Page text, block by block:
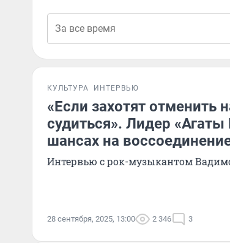
КУЛЬТУРА ИНТЕРВЬЮ
«Если захотят
судиться». Лидер
шансах на
Интервью с рок-музыкантом
28 сентября, 2025, 13:00 2 346 3